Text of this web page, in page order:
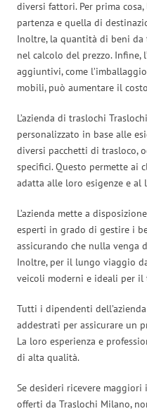
diversi fattori. Per prima
partenza e quella di
Inoltre, la quantità di beni
nel calcolo del prezzo. Infine,
aggiuntivi, come
mobili, può aumentare il
L’azienda di traslochi
personalizzato in base alle
diversi pacchetti di trasloco,
specifici. Questo permette ai
adatta alle loro esigenze e al
L’azienda mette a
esperti in grado di gestire i
assicurando che nulla venga
Inoltre, per il lungo viaggio
veicoli moderni e ideali per
Tutti i dipendenti
addestrati per assicurare un
La loro esperienza e
di alta qualità.
Se desideri ricevere
offerti da Traslochi Milano,